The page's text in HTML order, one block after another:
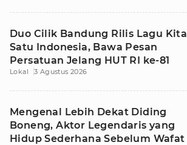
Duo Cilik Bandung Rilis Lagu Kita
Satu Indonesia, Bawa Pesan
Persatuan Jelang HUT RI ke-81
Lokal 3 Agustus 2026
Mengenal Lebih Dekat Diding
Boneng, Aktor Legendaris yang
Hidup Sederhana Sebelum Wafat